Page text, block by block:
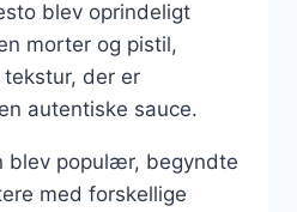
blev oprindeligt
morter og pistil,
der er
autentiske sauce.
blev populær, begyndte
med forskellige